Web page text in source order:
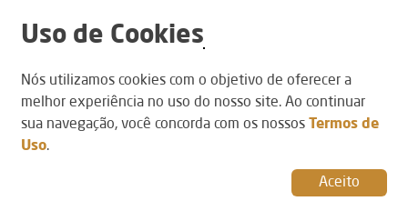
POR AMBIENTE
Varanda
Área Externa
POR CATEGORIA
Arandelas
POR ESTILO
Minimalista
Arandela Wall Mini 5W 150LM 70/70 Branco
Uso de Cookies
Nós utilizamos cookies com o objetivo de oferecer a
melhor experiência no uso do nosso site. Ao continuar
sua navegação, você concorda com os nossos
Termos de
Uso.
Aceito